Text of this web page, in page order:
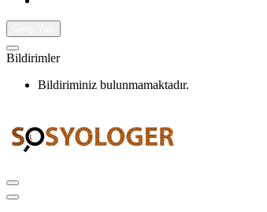
Bildirimler
Bildiriminiz bulunmamaktadır.